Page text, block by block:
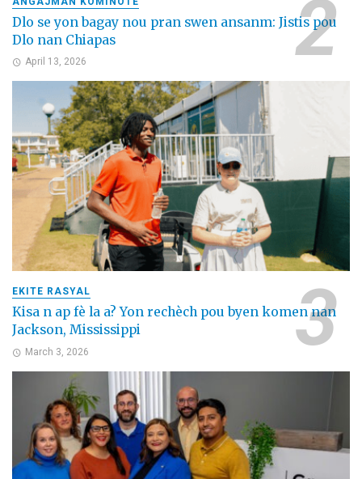
Dlo se yon bagay nou pran swen ansanm: Jistis pou
Dlo nan Chiapas
April 13, 2026
EKITE RASYAL
Kisa n ap fè la a? Yon rechèch pou byen komen nan
Jackson, Mississippi
March 3, 2026